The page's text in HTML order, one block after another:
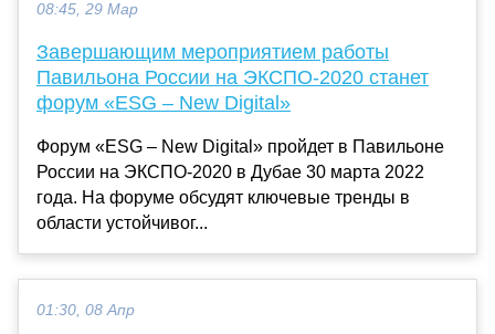
08:45, 29 Мар
Завершающим мероприятием работы
Павильона России на ЭКСПО-2020 станет
форум «ESG – New Digital»
Форум «ESG – New Digital» пройдет в Павильоне
России на ЭКСПО-2020 в Дубае 30 марта 2022
года. На форуме обсудят ключевые тренды в
области устойчивог...
01:30, 08 Апр